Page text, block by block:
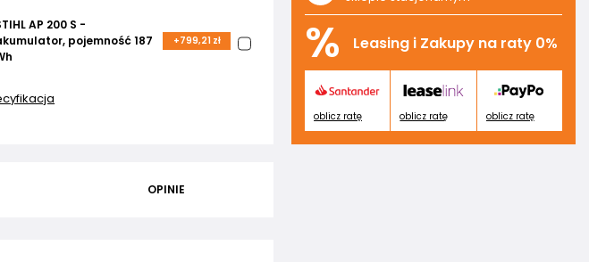
AP 200 S -
pojemność 187
+799,21 zł % Leasing i Zakupy na raty 0%
oblicz ratę oblicz ratę oblicz ratę
OPINIE